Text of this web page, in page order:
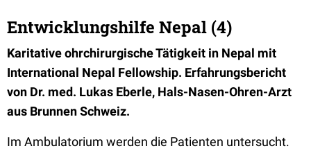
Entwicklungshilfe Nepal (4)
Karitative ohrchirurgische Tätigkeit in Nepal mit
International Nepal Fellowship. Erfahrungsbericht
von Dr. med. Lukas Eberle, Hals-Nasen-Ohren-Arzt
aus Brunnen Schweiz.
Im Ambulatorium werden die Patienten untersucht.